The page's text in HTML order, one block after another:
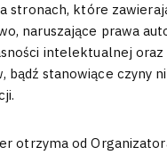
stronach, które
naruszające prawa
intelektualnej oraz
bądź stanowiące czyny
otrzyma od